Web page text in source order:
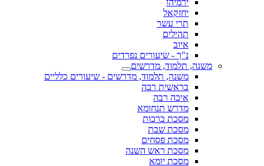
ירמיהו
יחזקאל
תרי עשר
תהילים
איוב
נ"ך - שיעורים נפרדים
משנה, תלמוד, מדרשים
משנה, תלמוד, מדרשים - שיעורים כלליים
בראשית רבה
איכה רבה
מדרש תנחומא
מסכת ברכות
מסכת שבת
מסכת פסחים
מסכת ראש השנה
מסכת יומא